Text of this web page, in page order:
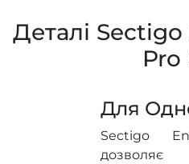
Деталі
Pro
Для
Sectigo
дозволяє